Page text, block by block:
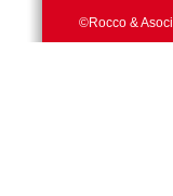
©Rocco &